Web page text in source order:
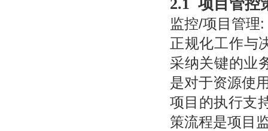
2.1 项目管控
监控/项目管理:
正规化工作与
采纳关键的业
是对于资源使
项目的执行支
策流程是项目